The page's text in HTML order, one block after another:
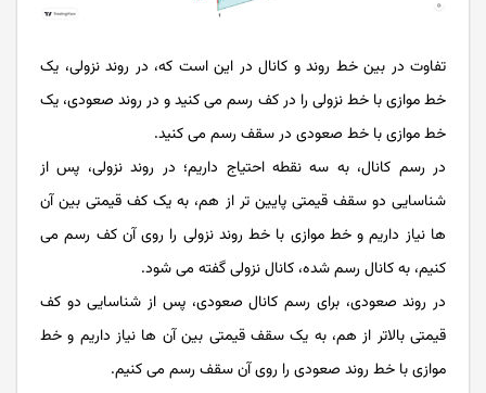
تفاوت در بین خط روند و کانال در این است که، در روند نزولی، یک
خط موازی با خط نزولی را در کف رسم می کنید و در روند صعودی، یک
خط موازی با خط صعودی در سقف رسم می کنید.
در رسم کانال، به سه نقطه احتیاج داریم؛ در روند نزولی، پس از
شناسایی دو سقف قیمتی پایین تر از هم، به یک کف قیمتی بین آن
ها نیاز داریم و خط موازی با خط روند نزولی را روی آن کف رسم می
کنیم، به کانال رسم شده، کانال نزولی گفته می شود.
در روند صعودی، برای رسم کانال صعودی، پس از شناسایی دو کف
قیمتی بالاتر از هم، به یک سقف قیمتی بین آن ها نیاز داریم و خط
موازی با خط روند صعودی را روی آن سقف رسم می کنیم.